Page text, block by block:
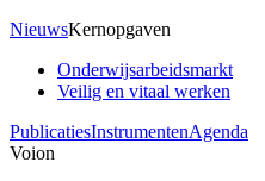
NieuwsKernopgaven
Onderwijsarbeidsmarkt
Veilig en vitaal werken
PublicatiesInstrumentenAgenda
Voion